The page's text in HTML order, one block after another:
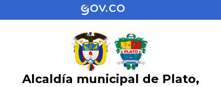
Alcaldía municipal de Plato,